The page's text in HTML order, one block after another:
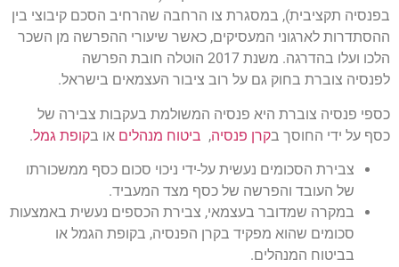
בפנסיה תקציבית), במסגרת צו הרחבה שהרחיב הסכם קיבוצי בין
ההסתדרות לארגוני המעסיקים, כאשר שיעורי ההפרשה מן השכר
הלכו ועלו בהדרגה. משנת 2017 הוטלה חובת הפרשה
לפנסיה צוברת בחוק גם על רוב ציבור העצמאים בישראל.
כספי פנסיה צוברת היא פנסיה המשולמת בעקבות צבירה של
כסף על ידי החוסך בקרן פנסיה, ביטוח מנהלים או בקופת גמל.
צבירת הסכומים נעשית על-ידי ניכוי סכום כסף ממשכורתו
של העובד והפרשה של כסף מצד המעביד.
במקרה שמדובר בעצמאי, צבירת הכספים נעשית באמצעות
סכומים שהוא מפקיד בקרן הפנסיה, בקופת הגמל או
בביטוח המנהלים.